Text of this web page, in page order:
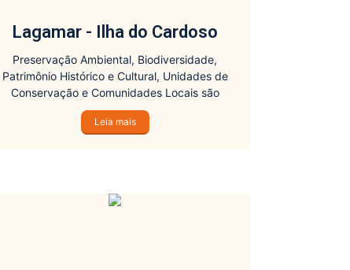
Lagamar - Ilha do Cardoso
Preservação Ambiental, Biodiversidade,
Patrimônio Histórico e Cultural, Unidades de
Conservação e Comunidades Locais são
alguns dos assuntos tratados nas diversas
opções de roteiros e abordagens nesta região:
Leia mais